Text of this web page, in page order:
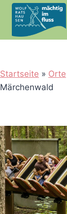
Zum
Inhalt
springen
Startseite » Orte
Märchenwald